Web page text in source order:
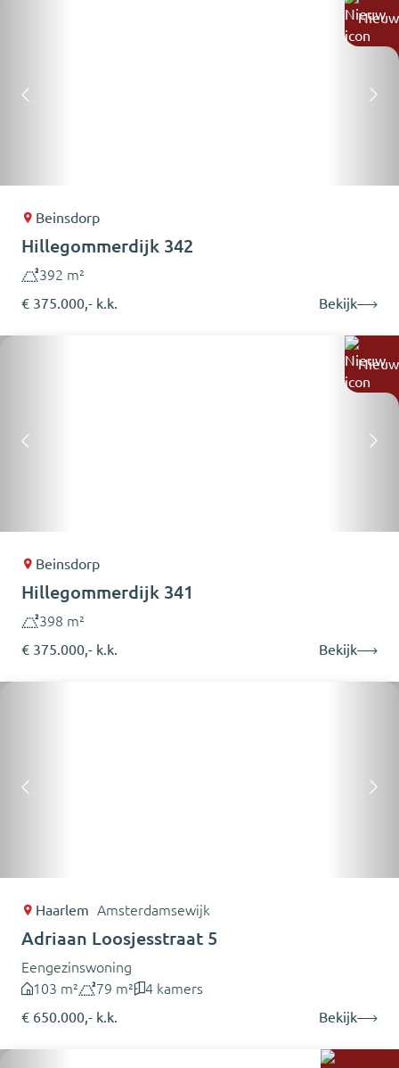
Nieuw
Beinsdorp
Hillegommerdijk 342
392 m²
€ 375.000,- k.k.
Bekijk
Nieuw
Beinsdorp
Hillegommerdijk 341
398 m²
€ 375.000,- k.k.
Bekijk
Haarlem Amsterdamsewijk
Adriaan Loosjesstraat 5
Eengezinswoning
103 m²
79 m²
4 kamers
€ 650.000,- k.k.
Bekijk